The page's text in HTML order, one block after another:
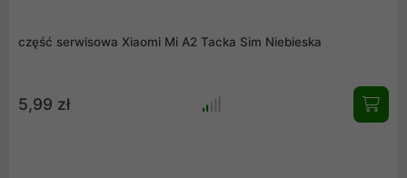
część serwisowa Xiaomi Mi A2 Tacka Sim Niebieska
5,99 zł